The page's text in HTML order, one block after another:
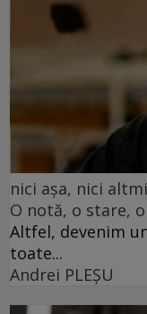
nici așa, nici
O notă, o stare, o
Altfel, devenim
toate...
Andrei PLEŞU